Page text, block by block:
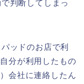
判断してしまっ
ッドのお店で利
分が利用したもの
会社に連絡したん